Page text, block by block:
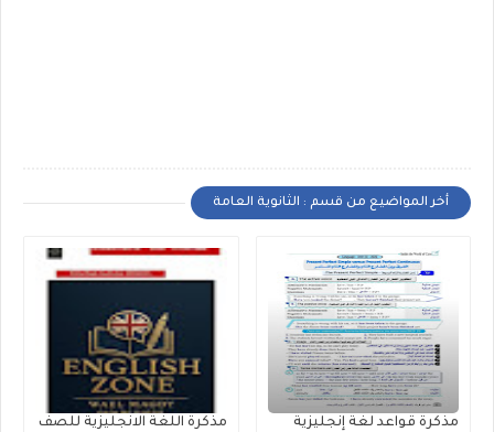
أخر المواضيع من قسم : الثانوية العامة
مذكرة قواعد لغة إنجليزية
مذكرة اللغة الانجليزية للصف